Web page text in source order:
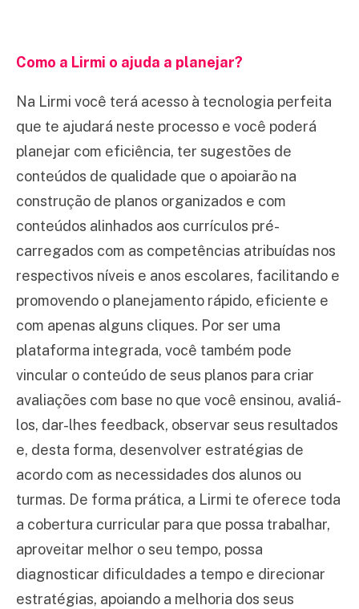
Como a Lirmi o ajuda a planejar?
Na Lirmi você terá acesso à tecnologia perfeita
que te ajudará neste processo e você poderá
planejar com eficiência, ter sugestões de
conteúdos de qualidade que o apoiarão na
construção de planos organizados e com
conteúdos alinhados aos currículos pré-
carregados com as competências atribuídas nos
respectivos níveis e anos escolares, facilitando e
promovendo o planejamento rápido, eficiente e
com apenas alguns cliques. Por ser uma
plataforma integrada, você também pode
vincular o conteúdo de seus planos para criar
avaliações com base no que você ensinou, avaliá-
los, dar-lhes feedback, observar seus resultados
e, desta forma, desenvolver estratégias de
acordo com as necessidades dos alunos ou
turmas. De forma prática, a Lirmi te oferece toda
a cobertura curricular para que possa trabalhar,
aproveitar melhor o seu tempo, possa
diagnosticar dificuldades a tempo e direcionar
estratégias, apoiando a melhoria dos seus